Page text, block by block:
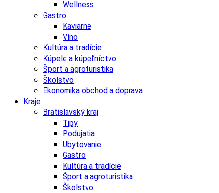
Wellness
Gastro
Kaviarne
Víno
Kultúra a tradície
Kúpele a kúpeľníctvo
Šport a agroturistika
Školstvo
Ekonomika obchod a doprava
Kraje
Bratislavský kraj
Tipy
Podujatia
Ubytovanie
Gastro
Kultúra a tradície
Šport a agroturistika
Školstvo